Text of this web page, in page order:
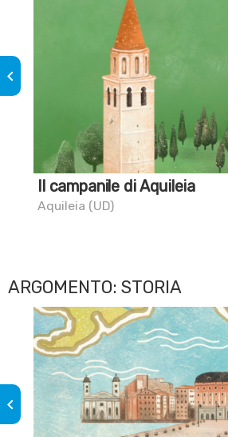
Il campanile di Aquileia
Aquileia (UD)
keyboard_arrow_left
ARGOMENTO: STORIA
keyboard_arrow_left